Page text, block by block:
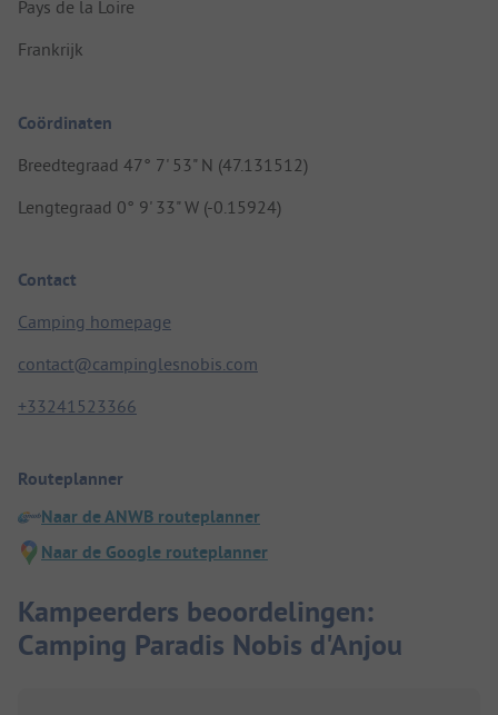
Pays de la Loire
Frankrijk
Coördinaten
Breedtegraad 47° 7' 53" N (47.131512)
Lengtegraad 0° 9' 33" W (-0.15924)
Contact
Camping homepage
contact@campinglesnobis.com
+33241523366
Routeplanner
Naar de ANWB routeplanner
Naar de Google routeplanner
Kampeerders beoordelingen:
Camping Paradis Nobis d'Anjou